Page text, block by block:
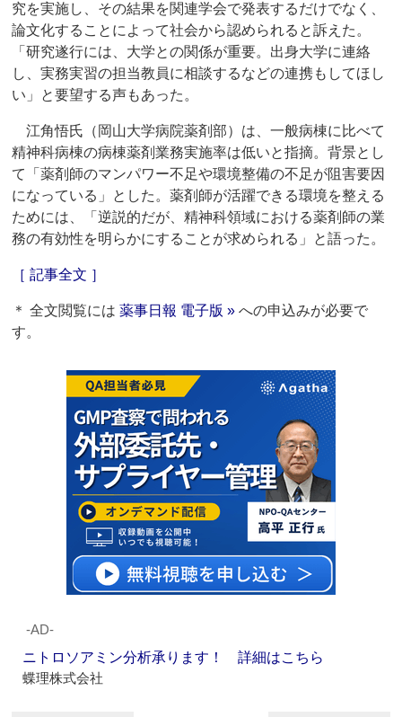
究を実施し、その結果を関連学会で発表するだけでなく、
論文化することによって社会から認められると訴えた。
「研究遂行には、大学との関係が重要。出身大学に連絡
し、実務実習の担当教員に相談するなどの連携もしてほし
い」と要望する声もあった。
江角悟氏（岡山大学病院薬剤部）は、一般病棟に比べて
精神科病棟の病棟薬剤業務実施率は低いと指摘。背景とし
て「薬剤師のマンパワー不足や環境整備の不足が阻害要因
になっている」とした。薬剤師が活躍できる環境を整える
ためには、「逆説的だが、精神科領域における薬剤師の業
務の有効性を明らかにすることが求められる」と語った。
［ 記事全文 ］
＊ 全文閲覧には薬事日報 電子版 » への申込みが必要で
す。
‐AD‐
ニトロソアミン分析承ります！ 詳細はこちら
蝶理株式会社